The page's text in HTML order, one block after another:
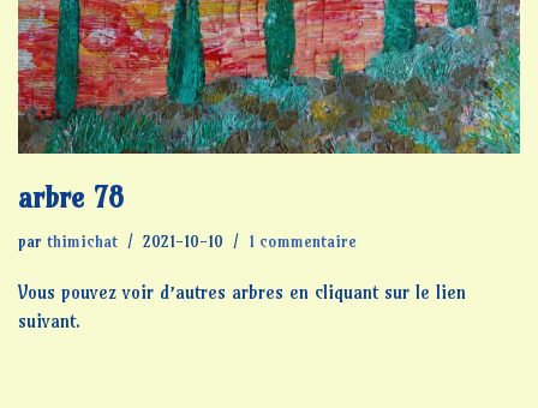
arbre 78
par thimichat 2021-10-10 1 commentaire
Vous pouvez voir d’autres arbres en cliquant sur le lien
suivant.